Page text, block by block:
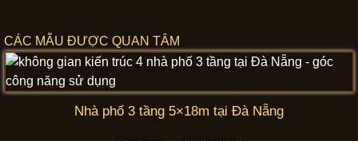
CÁC MẪU ĐƯỢC QUAN TÂM
Nhà phố 3 tầng 5×18m tại Đà Nẵng